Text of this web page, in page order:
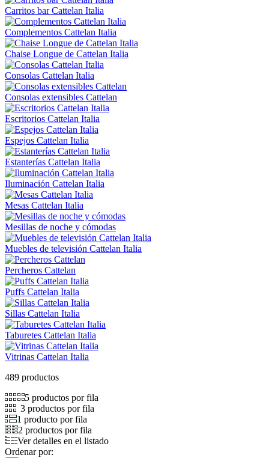
Carritos bar Cattelan Italia
Complementos Cattelan Italia
Chaise Longue de Cattelan Italia
Consolas Cattelan Italia
Consolas extensibles Cattelan
Escritorios Cattelan Italia
Espejos Cattelan Italia
Estanterías Cattelan Italia
Iluminación Cattelan Italia
Mesas Cattelan Italia
Mesillas de noche y cómodas
Muebles de televisión Cattelan Italia
Percheros Cattelan
Puffs Cattelan Italia
Sillas Cattelan Italia
Taburetes Cattelan Italia
Vitrinas Cattelan Italia
489 productos
5 productos por fila
3 productos por fila
1 producto por fila
2 productos por fila
Ver detalles en el listado
Ordenar por: